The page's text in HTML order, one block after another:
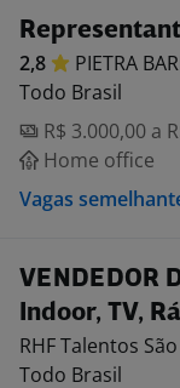
2,8 PIETRA
Todo Brasil
R$ 3.000,00 a
Home office
Vagas
VENDEDOR
Indoor, TV,
RHF Talentos
Todo Brasil